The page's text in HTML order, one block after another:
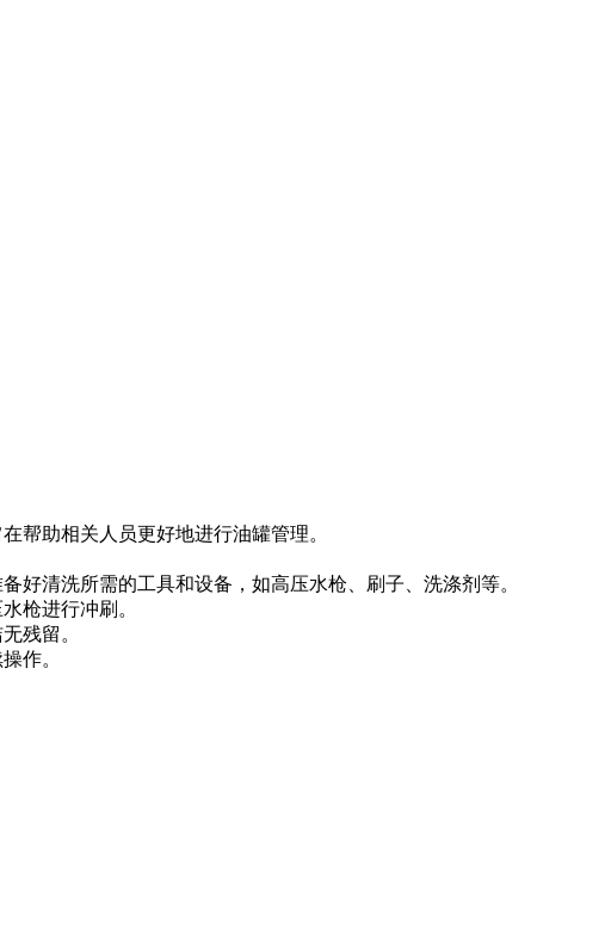
帮助相关人员更好地进行油罐管理。
好清洗所需的工具和设备，如高压水枪、刷子、洗涤剂等。
枪进行冲刷。
残留。
作。